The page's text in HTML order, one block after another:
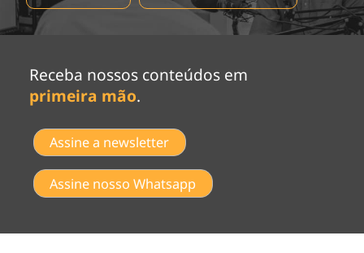
Receba nossos conteúdos em
primeira mão.
Assine a newsletter
Assine nosso Whatsapp